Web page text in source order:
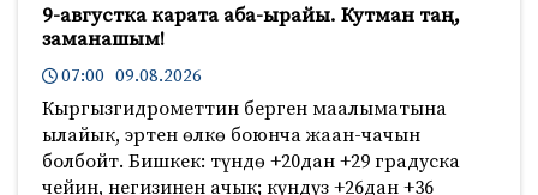
9-августка карата аба-ырайы. Кутман таң,
заманашым!
07:00 09.08.2026
Кыргызгидрометтин берген маалыматына
ылайык, эртен өлкө боюнча жаан-чачын
болбойт. Бишкек: түндө +20дан +29 градуска
чейин, негизинен ачык; күндүз +26дан +36